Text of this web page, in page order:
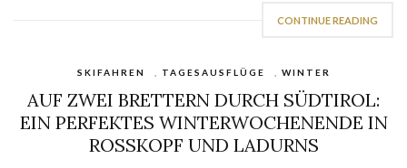
CONTINUE READING
SKIFAHREN TAGESAUSFLÜGE WINTER
AUF ZWEI BRETTERN DURCH SÜDTIROL:
EIN PERFEKTES WINTERWOCHENENDE IN
ROSSKOPF UND LADURNS